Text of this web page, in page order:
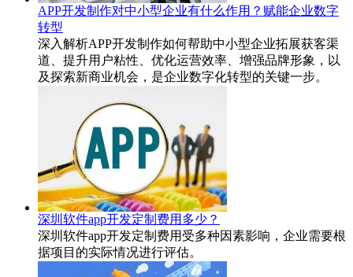
APP开发制作对中小型企业有什么作用？赋能企业数字
转型
深入解析APP开发制作如何帮助中小型企业拓展获客渠
道、提升用户粘性、优化运营效率、增强品牌形象，以
及探索新商业机会，是企业数字化转型的关键一步。
深圳软件app开发定制费用多少？
深圳软件app开发定制费用受多种因素影响，企业需要根
据项目的实际情况进行评估。